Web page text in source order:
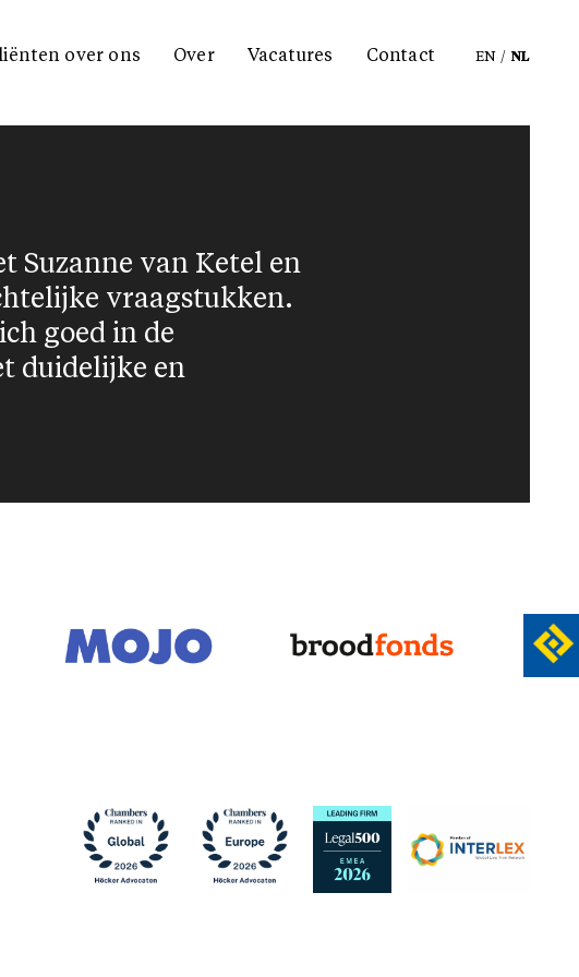
over ons Over Vacatures Contact EN / NL
Suzanne van Ketel en
vraagstukken.
goed in de
duidelijke en